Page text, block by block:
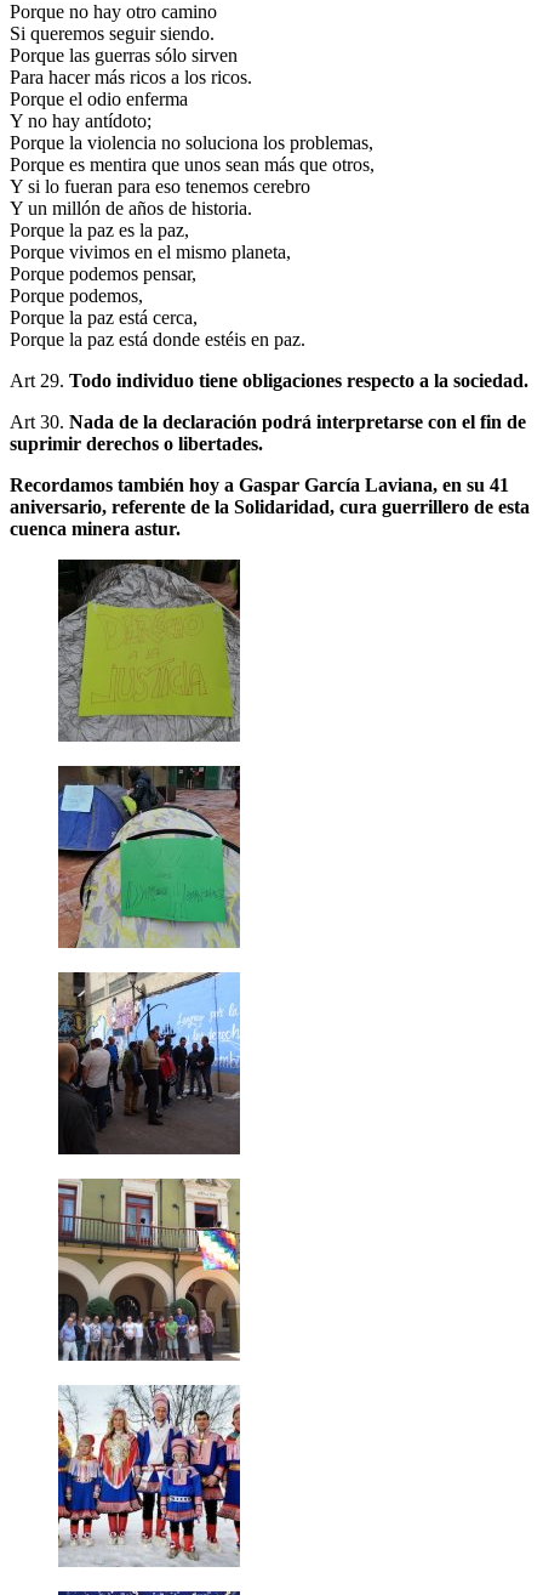
Porque no hay otro camino
Si queremos seguir siendo.
Porque las guerras sólo sirven
Para hacer más ricos a los ricos.
Porque el odio enferma
Y no hay antídoto;
Porque la violencia no soluciona los problemas,
Porque es mentira que unos sean más que otros,
Y si lo fueran para eso tenemos cerebro
Y un millón de años de historia.
Porque la paz es la paz,
Porque vivimos en el mismo planeta,
Porque podemos pensar,
Porque podemos,
Porque la paz está cerca,
Porque la paz está donde estéis en paz.
Art 29. Todo individuo tiene obligaciones respecto a la sociedad.
Art 30. Nada de la declaración podrá interpretarse con el fin de
suprimir derechos o libertades.
Recordamos también hoy a Gaspar García Laviana, en su 41
aniversario, referente de la Solidaridad, cura guerrillero de esta
cuenca minera astur.